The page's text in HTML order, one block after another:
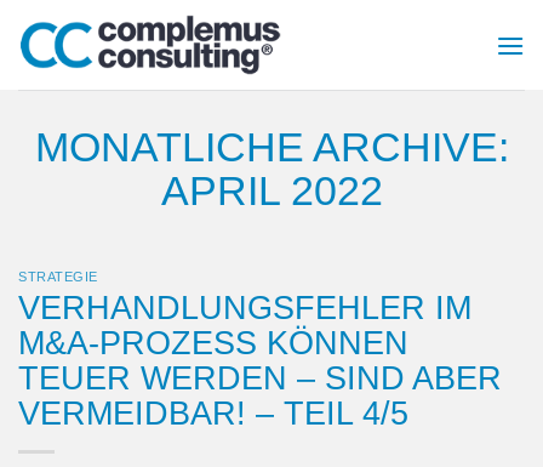
Inhalt
springen
MONATLICHE ARCHIVE:
APRIL 2022
STRATEGIE
VERHANDLUNGSFEHLER IM
M&A-PROZESS KÖNNEN
TEUER WERDEN – SIND ABER
VERMEIDBAR! – TEIL 4/5